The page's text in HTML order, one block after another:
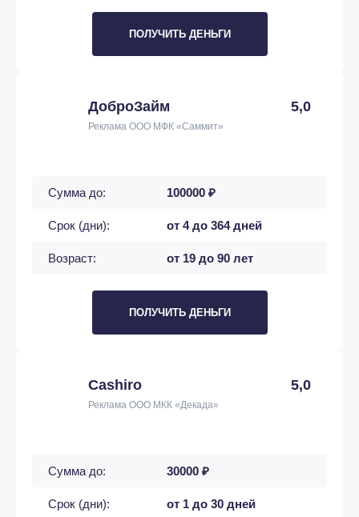
ПОЛУЧИТЬ ДЕНЬГИ
ДоброЗайм 5,0
Реклама ООО МФК «Саммит»
Сумма до: 100000 ₽
Срок (дни): от 4 до 364 дней
Возраст: от 19 до 90 лет
ПОЛУЧИТЬ ДЕНЬГИ
Cashiro 5,0
Реклама ООО МКК «Декада»
Сумма до: 30000 ₽
Срок (дни): от 1 до 30 дней